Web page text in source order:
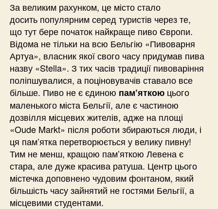
За великим рахунком, це місто стало
досить популярним серед туристів через те,
що тут бере початок найкраще пиво Європи.
Відома не тільки на всю Бельгію «Пивоварня
Артуа», власник якої свого часу придумав пива
назву «Stella». З тих часів традиції пивоваріння
поліпшувалися, а поціновувачів ставало все
більше. Пиво не є єдиною пам’яткою цього
маленького міста Бельгії, але є частиною
дозвілля місцевих жителів, адже на площі
«Oude Markt» після роботи збираються люди, і
ця пам’ятка перетворюється у велику пивну!
Тим не менш, кращою пам’яткою Левена є
стара, але дуже красива ратуша. Центр цього
містечка доповнено чудовим фонтаном, який
більшість часу зайнятий не гостями Бельгії, а
місцевими студентами.